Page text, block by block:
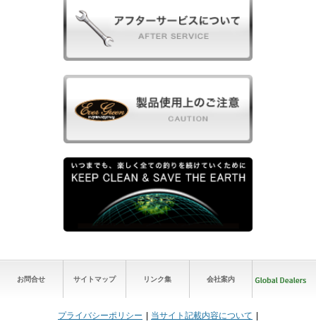
お問合せ サイトマップ リンク集 会社案内
プライバシーポリシー 当サイト記載内容について